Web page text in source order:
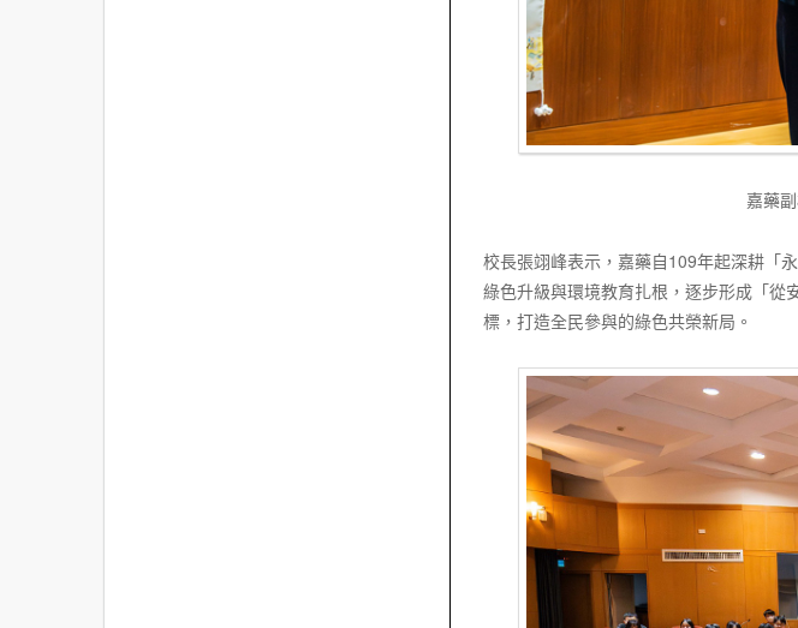
嘉藥
校長張翊峰表示，嘉藥自109年起深耕「
綠色升級與環境教育扎根，逐步形成「從
標，打造全民參與的綠色共榮新局。